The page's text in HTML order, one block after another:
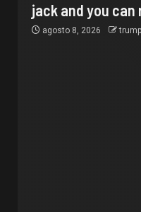
jack and you
agosto 8, 2026